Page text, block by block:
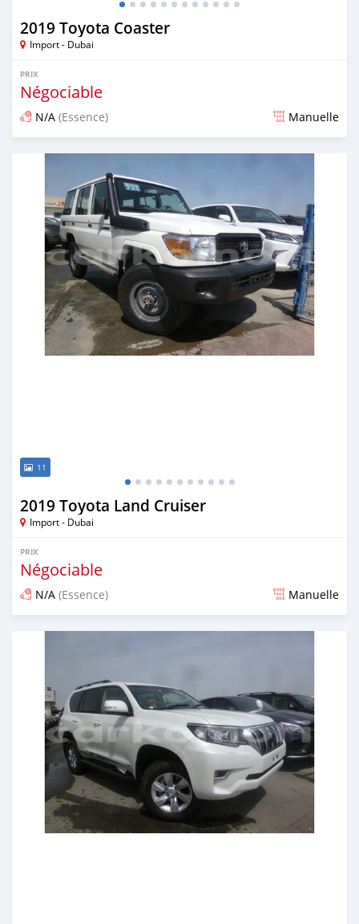
2019 Toyota Coaster
Import - Dubai
PRIX
Négociable
N/A (Essence) Manuelle
Publié il y a environ 7 ans
11
2019 Toyota Land Cruiser
Import - Dubai
PRIX
Négociable
N/A (Essence) Manuelle
Publié il y a environ 7 ans